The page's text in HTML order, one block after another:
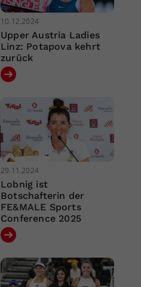
10.12.2024
Upper Austria Ladies
Linz: Potapova kehrt
zurück
29.11.2024
Lobnig ist
Botschafterin der
FE&MALE Sports
Conference 2025